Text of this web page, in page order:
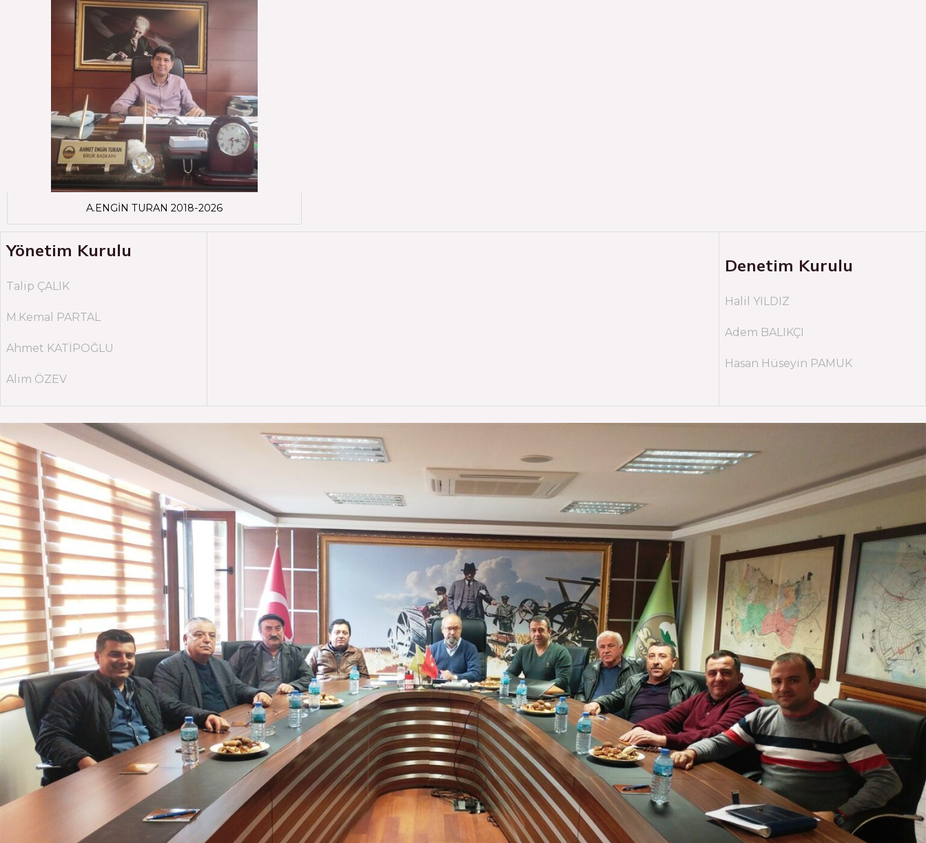
A.ENGİN TURAN 2018-2026
Yönetim Kurulu
Talip ÇALIK
M.Kemal PARTAL
Ahmet KATİPOĞLU
Alim ÖZEV
Denetim Kurulu
Halil YILDIZ
Adem BALIKÇI
Hasan Hüseyin PAMUK